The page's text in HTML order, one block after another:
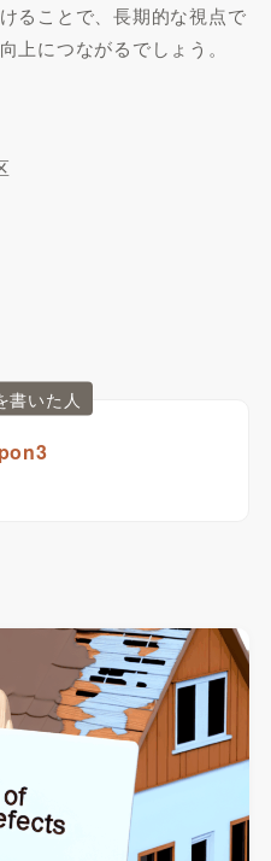
ることで、長期的な視点で
上につながるでしょう。
書いた人